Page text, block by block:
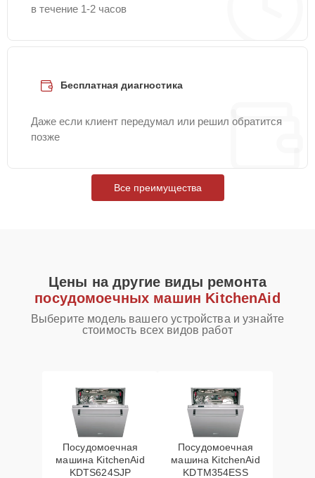
в течение 1-2 часов
Бесплатная диагностика
Даже если клиент передумал или решил обратится
позже
Все преимущества
Цены на другие виды ремонта
посудомоечных машин KitchenAid
Выберите модель вашего устройства и узнайте
стоимость всех видов работ
Посудомоечная
машина KitchenAid
KDTS624SJP
Посудомоечная
машина KitchenAid
KDTM354ESS